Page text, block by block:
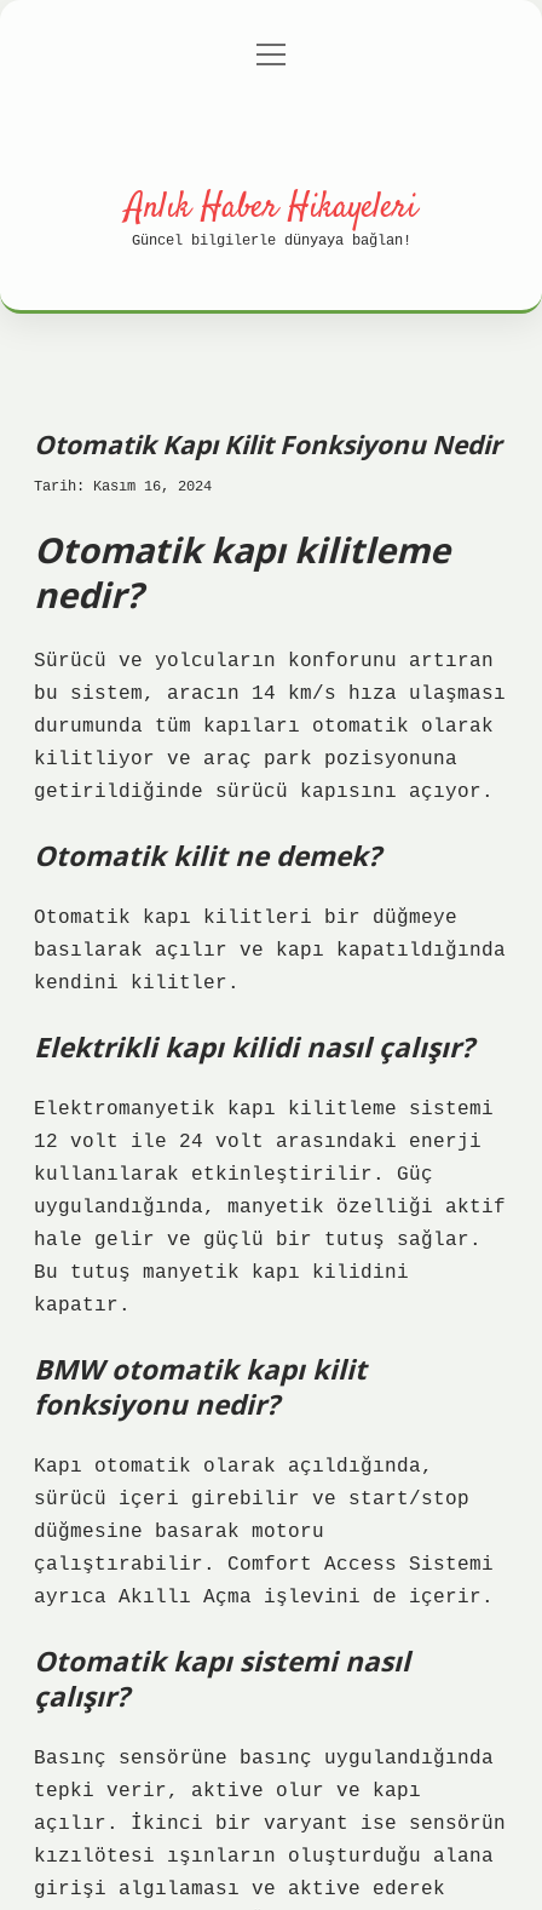
Gizlilik Politikası
menüyü
Anlık Haber Hikayeleri
Güncel bilgilerle dünyaya bağlan!
Otomatik Kapı Kilit Fonksiyonu Nedir
Tarih: Kasım 16, 2024
Otomatik kapı kilitleme
nedir?
Sürücü ve yolcuların konforunu artıran
bu sistem, aracın 14 km/s hıza ulaşması
durumunda tüm kapıları otomatik olarak
kilitliyor ve araç park pozisyonuna
getirildiğinde sürücü kapısını açıyor.
Otomatik kilit ne demek?
Otomatik kapı kilitleri bir düğmeye
basılarak açılır ve kapı kapatıldığında
kendini kilitler.
Elektrikli kapı kilidi nasıl çalışır?
Elektromanyetik kapı kilitleme sistemi
12 volt ile 24 volt arasındaki enerji
kullanılarak etkinleştirilir. Güç
uygulandığında, manyetik özelliği aktif
hale gelir ve güçlü bir tutuş sağlar.
Bu tutuş manyetik kapı kilidini
kapatır.
BMW otomatik kapı kilit
fonksiyonu nedir?
Kapı otomatik olarak açıldığında,
sürücü içeri girebilir ve start/stop
düğmesine basarak motoru
çalıştırabilir. Comfort Access Sistemi
ayrıca Akıllı Açma işlevini de içerir.
Otomatik kapı sistemi nasıl
çalışır?
Basınç sensörüne basınç uygulandığında
tepki verir, aktive olur ve kapı
açılır. İkinci bir varyant ise sensörün
kızılötesi ışınların oluşturduğu alana
girişi algılaması ve aktive ederek